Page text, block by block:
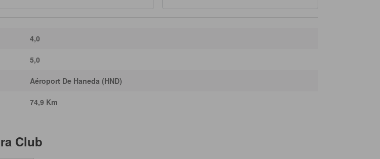
4,0
5,0
Aéroport De Haneda (HND)
74,9 Km
Club